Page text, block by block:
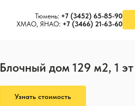
Тюмень: +7 (3452) 65-85-90
ХМАО, ЯНАО: +7 (3466) 21-63-60
Блочный дом 129 м2, 1 эт
Узнать стоимость